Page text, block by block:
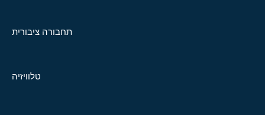
תחבורה ציבורית
טלוויזיה